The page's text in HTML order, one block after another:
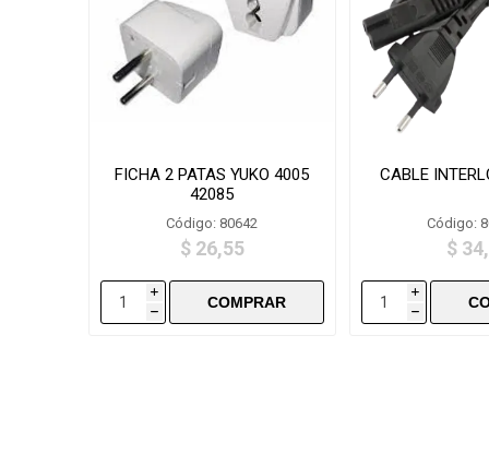
FICHA 2 PATAS YUKO 4005
42085
Código: 80642
$ 26,55
i
h
CABLE
Código:
$
i
h